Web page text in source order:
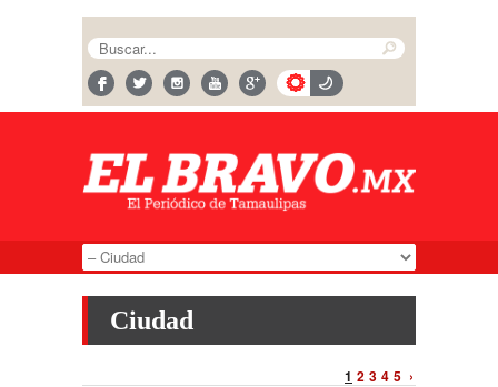
Ciudad
1 2 3 4 5 ›